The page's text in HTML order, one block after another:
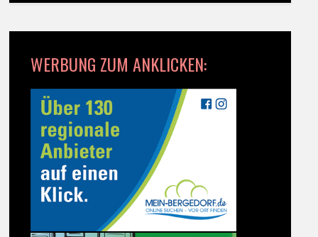
WERBUNG ZUM ANKLICKEN: